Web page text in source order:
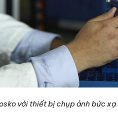
với thiết bị chụp ảnh bức xạ